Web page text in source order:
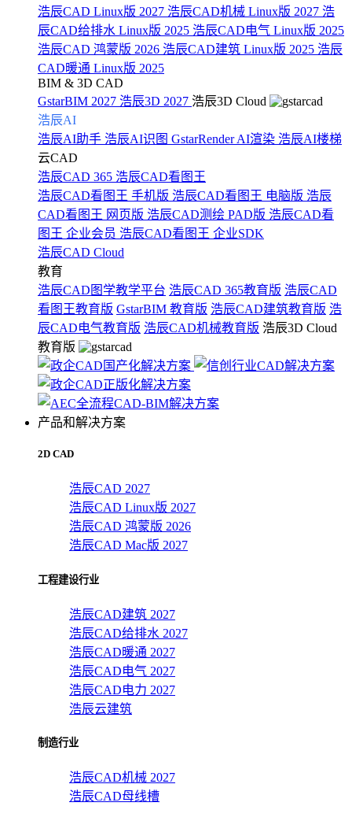
浩辰CAD Linux版 2027 浩辰CAD机械 Linux版 2027 浩
辰CAD给排水 Linux版 2025 浩辰CAD电气 Linux版 2025
浩辰CAD 鸿蒙版 2026 浩辰CAD建筑 Linux版 2025 浩辰
CAD暖通 Linux版 2025
BIM & 3D CAD
GstarBIM 2027 浩辰3D 2027 浩辰3D Cloud
浩辰AI
浩辰AI助手 浩辰AI识图 GstarRender AI渲染 浩辰AI楼梯
云CAD
浩辰CAD 365 浩辰CAD看图王
浩辰CAD看图王 手机版 浩辰CAD看图王 电脑版 浩辰
CAD看图王 网页版 浩辰CAD测绘 PAD版 浩辰CAD看
图王 企业会员 浩辰CAD看图王 企业SDK
浩辰CAD Cloud
教育
浩辰CAD图学教学平台 浩辰CAD 365教育版 浩辰CAD
看图王教育版 GstarBIM 教育版 浩辰CAD建筑教育版 浩
辰CAD电气教育版 浩辰CAD机械教育版 浩辰3D Cloud
教育版
产品和解决方案
2D CAD
浩辰CAD 2027
浩辰CAD Linux版 2027
浩辰CAD 鸿蒙版 2026
浩辰CAD Mac版 2027
工程建设行业
浩辰CAD建筑 2027
浩辰CAD给排水 2027
浩辰CAD暖通 2027
浩辰CAD电气 2027
浩辰CAD电力 2027
浩辰云建筑
制造行业
浩辰CAD机械 2027
浩辰CAD母线槽